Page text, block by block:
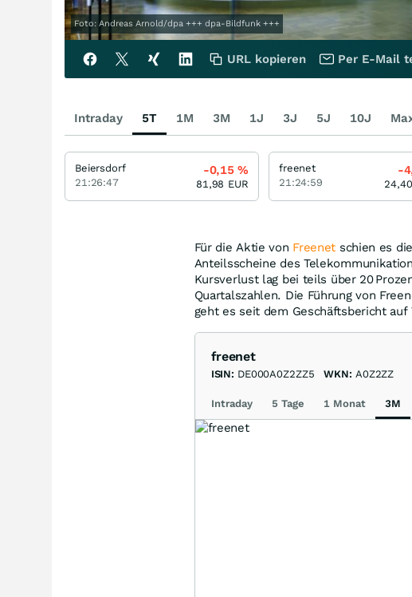
Foto: Andreas Arnold/dpa +++ dpa-Bildfunk +++
Für die Aktie von Freenet schien es
Anteilsscheine des
Kursverlust lag bei teils über 20
Quartalszahlen. Die Führung von
geht es seit dem Geschäftsbericht
freenet
ISIN: DE000A0Z2ZZ5 WKN: A0Z2ZZ
Intraday 5 Tage 1 Monat 3M
URL kopieren Per E-Mail
Intraday 5T 1M 3M 1J 3J 5J 10J
Beiersdorf
21:26:47
-0,15%
81,98 EUR
freenet
21:24:59
-